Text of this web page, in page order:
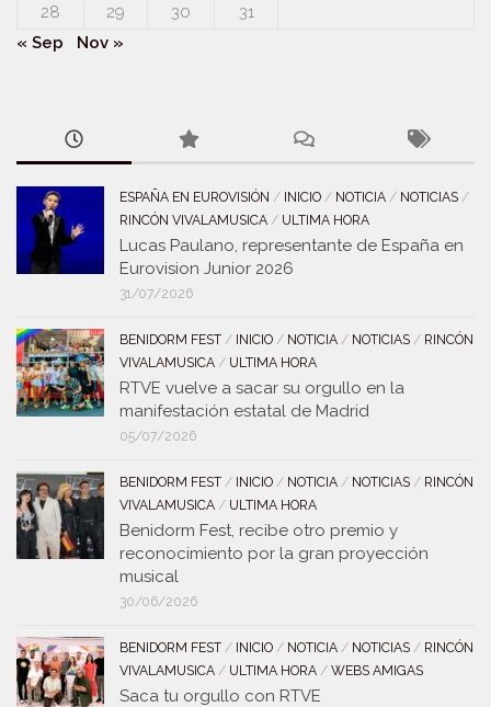
28
29 30
31
« Sep
Nov »
ESPAÑA EN EUROVISIÓN / INICIO / NOTICIA / NOTICIAS /
RINCÓN VIVALAMUSICA / ULTIMA HORA
Lucas Paulano, representante de España en
Eurovision Junior 2026
31/07/2026
BENIDORM FEST / INICIO / NOTICIA / NOTICIAS / RINCÓN
VIVALAMUSICA / ULTIMA HORA
RTVE vuelve a sacar su orgullo en la
manifestación estatal de Madrid
05/07/2026
BENIDORM FEST / INICIO / NOTICIA / NOTICIAS / RINCÓN
VIVALAMUSICA / ULTIMA HORA
Benidorm Fest, recibe otro premio y
reconocimiento por la gran proyección
musical
30/06/2026
BENIDORM FEST / INICIO / NOTICIA / NOTICIAS / RINCÓN
VIVALAMUSICA / ULTIMA HORA / WEBS AMIGAS
Saca tu orgullo con RTVE